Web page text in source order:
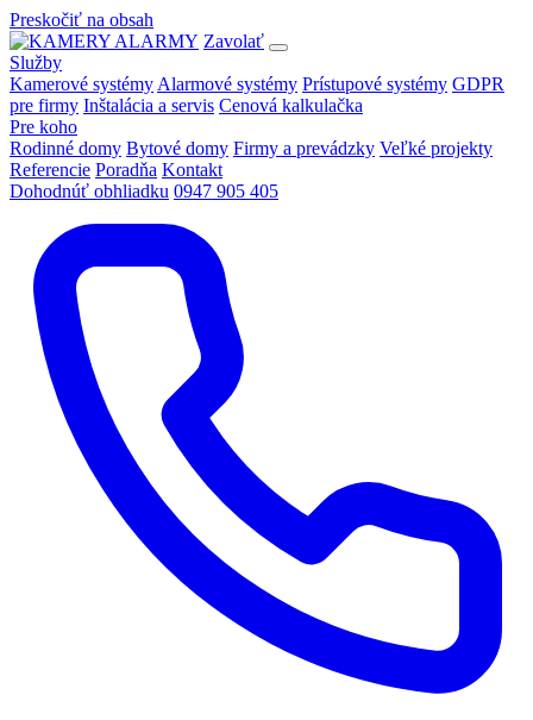
Preskočiť na obsah
Zavolať
Služby
Kamerové systémy Alarmové systémy Prístupové systémy GDPR
pre firmy Inštalácia a servis Cenová kalkulačka
Pre koho
Rodinné domy Bytové domy Firmy a prevádzky Veľké projekty
Referencie Poradňa Kontakt
Dohodnúť obhliadku 0947 905 405